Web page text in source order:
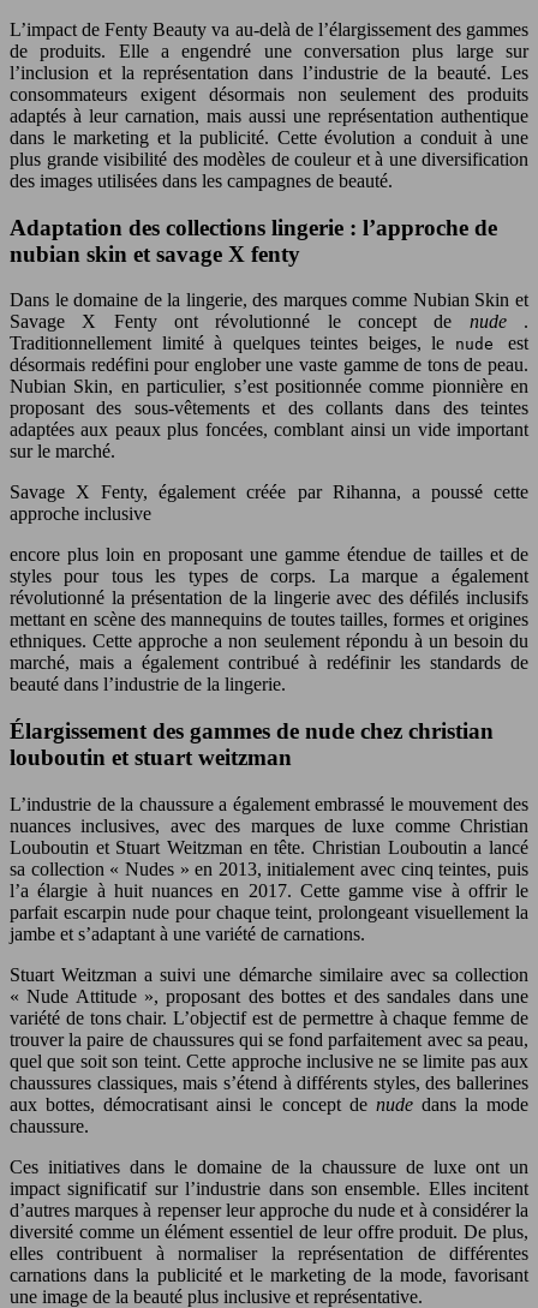
L’impact de Fenty Beauty va au-delà de l’élargissement des gammes
de produits. Elle a engendré une conversation plus large sur
l’inclusion et la représentation dans l’industrie de la beauté. Les
consommateurs exigent désormais non seulement des produits
adaptés à leur carnation, mais aussi une représentation authentique
dans le marketing et la publicité. Cette évolution a conduit à une
plus grande visibilité des modèles de couleur et à une diversification
des images utilisées dans les campagnes de beauté.
Adaptation des collections lingerie : l’approche de
nubian skin et savage X fenty
Dans le domaine de la lingerie, des marques comme Nubian Skin et
Savage X Fenty ont révolutionné le concept de nude .
Traditionnellement limité à quelques teintes beiges, le
nude est
désormais redéfini pour englober une vaste gamme de tons de peau.
Nubian Skin, en particulier, s’est positionnée comme pionnière en
proposant des sous-vêtements et des collants dans des teintes
adaptées aux peaux plus foncées, comblant ainsi un vide important
sur le marché.
Savage X Fenty, également créée par Rihanna, a poussé cette
approche inclusive
encore plus loin en proposant une gamme étendue de tailles et de
styles pour tous les types de corps. La marque a également
révolutionné la présentation de la lingerie avec des défilés inclusifs
mettant en scène des mannequins de toutes tailles, formes et origines
ethniques. Cette approche a non seulement répondu à un besoin du
marché, mais a également contribué à redéfinir les standards de
beauté dans l’industrie de la lingerie.
Élargissement des gammes de nude chez christian
louboutin et stuart weitzman
L’industrie de la chaussure a également embrassé le mouvement des
nuances inclusives, avec des marques de luxe comme Christian
Louboutin et Stuart Weitzman en tête. Christian Louboutin a lancé
sa collection « Nudes » en 2013, initialement avec cinq teintes, puis
l’a élargie à huit nuances en 2017. Cette gamme vise à offrir le
parfait escarpin nude pour chaque teint, prolongeant visuellement la
jambe et s’adaptant à une variété de carnations.
Stuart Weitzman a suivi une démarche similaire avec sa collection
« Nude Attitude », proposant des bottes et des sandales dans une
variété de tons chair. L’objectif est de permettre à chaque femme de
trouver la paire de chaussures qui se fond parfaitement avec sa peau,
quel que soit son teint. Cette approche inclusive ne se limite pas aux
chaussures classiques, mais s’étend à différents styles, des ballerines
aux bottes, démocratisant ainsi le concept de nudedans la mode
chaussure.
Ces initiatives dans le domaine de la chaussure de luxe ont un
impact significatif sur l’industrie dans son ensemble. Elles incitent
d’autres marques à repenser leur approche du nude et à considérer la
diversité comme un élément essentiel de leur offre produit. De plus,
elles contribuent à normaliser la représentation de différentes
carnations dans la publicité et le marketing de la mode, favorisant
une image de la beauté plus inclusive et représentative.